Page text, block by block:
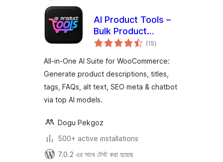
AI Product Tools –
Bulk Product
Content Generator
WooCommerce
(15total
ratings
)
All-in-One AI Suite for WooCommerce:
Generate product descriptions, titles,
tags, FAQs, alt text, SEO meta & chatbot
via top AI models.
Dogu Pekgoz
500+ active installations
7.0.2 এর সাথে টেস্ট করা হয়েছে